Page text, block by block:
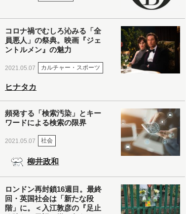
コロナ禍でむしろ沁みる「全
員悪人」の祭典。映画『ジェ
ントルメン』の魅力
2021.05.07 カルチャー・スポーツ
ヒナタカ
頻発する「検索汚染」とキー
ワードによる検索の限界
2021.05.07 社会
柳井政和
ロンドン再封鎖16週目。最終
回・英国社会は「新たな段
階」に。＜入江敦彦の『足止